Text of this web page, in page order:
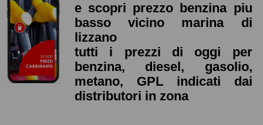
e scopri prezzo benzina piu
basso vicino marina di
lizzano
tutti i prezzi di oggi per
benzina, diesel, gasolio,
metano, GPL indicati dai
distributori in zona